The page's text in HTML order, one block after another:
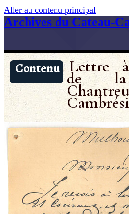
Aller au contenu principal
Archives du Cateau-
Contenu Lettre
de la